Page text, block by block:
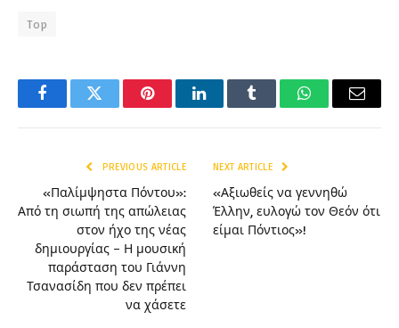
Top
FacebookTwitter PinterestLinkedInTumblr WhatsAppEmail
PREVIOUS ARTICLE
«Παλίμψηστα Πόντου»:
Από τη σιωπή της απώλειας
στον ήχο της νέας
δημιουργίας – Η μουσική
παράσταση του Γιάννη
Τσανασίδη που δεν πρέπει
να χάσετε
NEXT ARTICLE
«Αξιωθείς να γεννηθώ
Έλλην, ευλογώ τον Θεόν ότι
είμαι Πόντιος»!